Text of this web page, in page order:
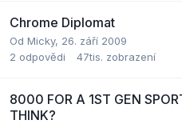
Chrome Diplomat
Od Micky, 26. září 2009
2 odpovědi 47tis. zobrazení
8000 FOR A 1ST GEN
THINK?